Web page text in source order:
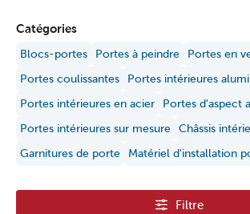
Catégories
Blocs-portes Portes à peindre Portes en
Portes coulissantes Portes intérieures
Portes intérieures en acier Portes d'aspect
Portes intérieures sur mesure Châssis
Garnitures de porte Matériel d'installation
Filtre